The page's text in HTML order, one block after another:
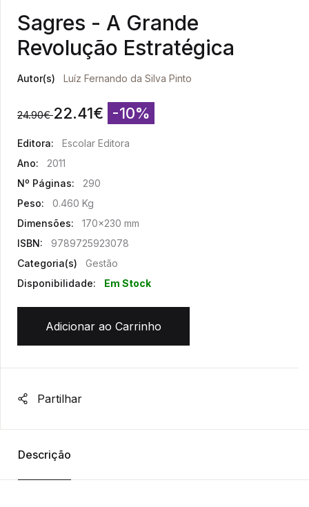
Sagres - A Grande
Revolução Estratégica
Autor(s) Luíz Fernando da Silva Pinto
24.90€ 22.41€ -10%
Editora:
Escolar Editora
Ano:
2011
Nº Páginas:
290
Peso:
0.460 Kg
Dimensões:
170x230 mm
ISBN:
9789725923078
Categoria(s)
Gestão
Disponibilidade:
Em Stock
Adicionar ao Carrinho
Partilhar
Descrição